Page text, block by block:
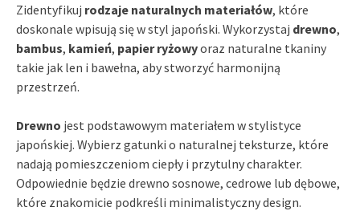
Zidentyfikuj rodzaje naturalnych materiałów, które
doskonale wpisują się w styl japoński. Wykorzystaj drewno,
bambus, kamień, papier ryżowyoraz naturalne tkaniny
takie jak len i bawełna, aby stworzyć harmonijną
przestrzeń.
Drewno jest podstawowym materiałem w stylistyce
japońskiej. Wybierz gatunki o naturalnej teksturze, które
nadają pomieszczeniom ciepły i przytulny charakter.
Odpowiednie będzie drewno sosnowe, cedrowe lub dębowe,
które znakomicie podkreśli minimalistyczny design.